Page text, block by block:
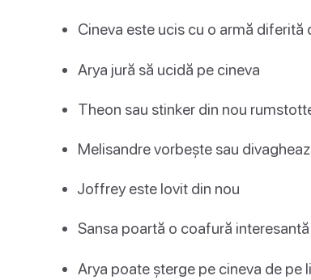
Cineva este ucis cu o armă diferită
Arya jură să ucidă pe cineva
Theon sau stinker din nou
Melisandre vorbește sau
Joffrey este lovit din nou
Sansa poartă o coafură
Arya poate șterge pe cineva de pe